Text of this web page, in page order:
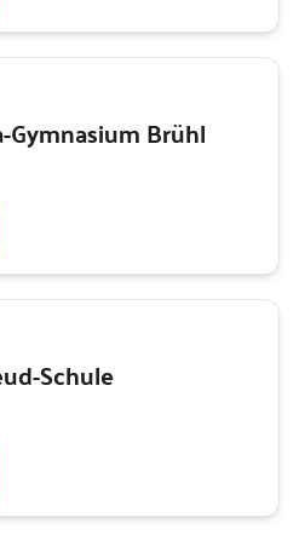
Gymnasium Brühl
Schule